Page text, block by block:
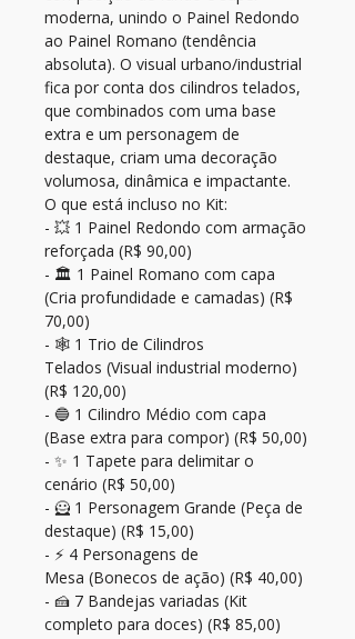
moderna, unindo o Painel Redondo
ao Painel Romano (tendência
absoluta). O visual urbano/industrial
fica por conta dos cilindros telados,
que combinados com uma base
extra e um personagem de
destaque, criam uma decoração
volumosa, dinâmica e impactante.
O que está incluso no Kit:
- 💥 1 Painel Redondo com armação
reforçada (R$ 90,00)
- 🏛️ 1 Painel Romano com capa
(Cria profundidade e camadas) (R$
70,00)
- 🕸️ 1 Trio de Cilindros
Telados (Visual industrial moderno)
(R$ 120,00)
- 🔵 1 Cilindro Médio com capa
(Base extra para compor) (R$ 50,00)
- ✨ 1 Tapete para delimitar o
cenário (R$ 50,00)
- 🦸 1 Personagem Grande (Peça de
destaque) (R$ 15,00)
- ⚡ 4 Personagens de
Mesa (Bonecos de ação) (R$ 40,00)
- 🍰 7 Bandejas variadas (Kit
completo para doces) (R$ 85,00)